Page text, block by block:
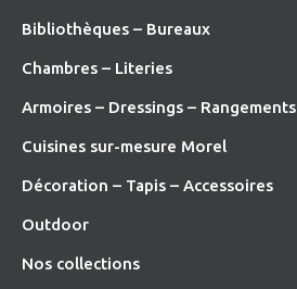
Bibliothèques – Bureaux
Chambres – Literies
Armoires – Dressings – Rangements
Cuisines sur-mesure Morel
Décoration – Tapis – Accessoires
Outdoor
Nos collections